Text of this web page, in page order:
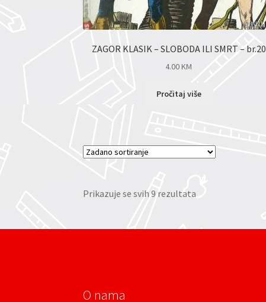
ZAGOR KLASIK – SLOBODA ILI SMRT – br.20
4.00KM
Pročitaj više
Prikazuje se svih 9 rezultata
O nama